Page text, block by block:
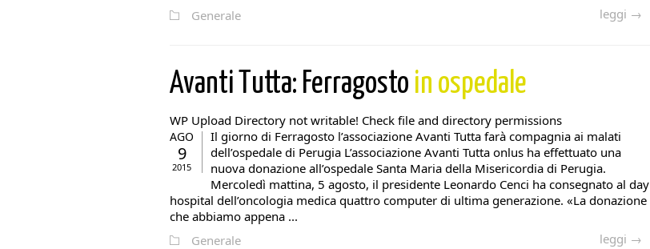
leggi →
Generale
Avanti Tutta: Ferragosto in ospedale
WP Upload Directory not writable! Check file and directory permissions
AGO
9
2015
Il giorno di Ferragosto l’associazione Avanti Tutta farà compagnia ai malati
dell’ospedale di Perugia L’associazione Avanti Tutta onlus ha effettuato una
nuova donazione all’ospedale Santa Maria della Misericordia di Perugia.
Mercoledì mattina, 5 agosto, il presidente Leonardo Cenci ha consegnato al day
hospital dell’oncologia medica quattro computer di ultima generazione. «La donazione
che abbiamo appena ...
leggi →
Generale